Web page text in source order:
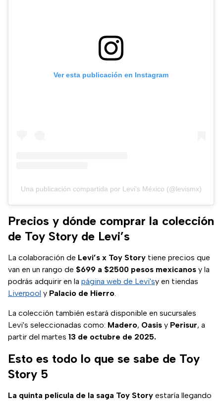
Ver esta publicación en Instagram
Una publicación compartida por Levi's México (@levismx)
Precios y dónde comprar la colección
de Toy Story de Levi’s
La colaboración de Levi’s x Toy Story tiene precios que
van en un rango de $699 a $2500 pesos mexicanos y la
podrás adquirir en la página web de Levi'sy en tiendas
Liverpool y Palacio de Hierro.
La colección también estará disponible en sucursales
Levi's seleccionadas como: Madero, Oasis y Perisur, a
partir del martes 13 de octubre de 2025.
Esto es todo lo que se sabe de Toy
Story 5
La quinta película de la saga Toy Story estaría llegando